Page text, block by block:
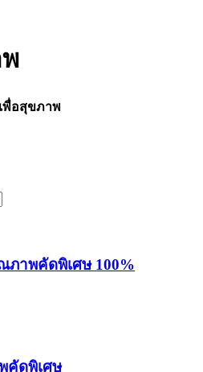
พื่อสุขภาพ
ภาพคัดพิเศษ 100%
คัดพิเศษ